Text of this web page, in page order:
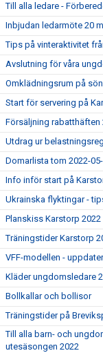
Till alla ledare -
Inbjudan ledarmöte 20
Tips på vinteraktivitet
Avslutning för våra
Omklädningsrum på
Start för servering på
Försäljning rabatthäften
Utdrag ur
Domarlista tom 2022-
Info inför start på
Ukrainska flyktingar -
Planskiss Karstorp 2022
Träningstider Karstorp
VFF-modellen -
Kläder ungdomsledare
Bollkallar och bollisor
Träningstider på
Till alla barn- och
utesäsongen 2022